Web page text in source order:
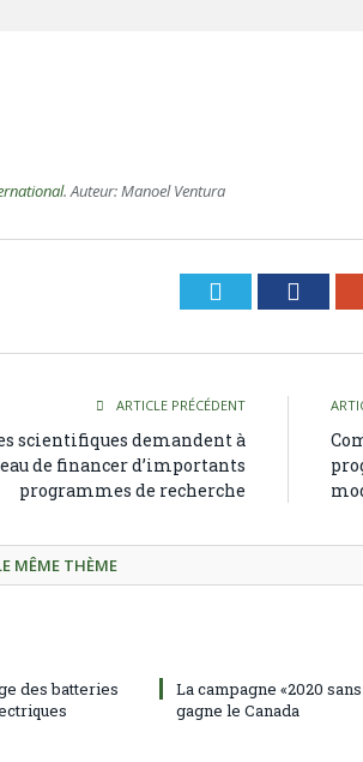
. Auteur: Manoel Ventura
Twitter
ARTICLE PRÉCÉDENT
scientifiques demandent à
de financer d’importants
programmes de recherche
MÊME THÈME
des batteries
La campagne «2020
gagne le Canada